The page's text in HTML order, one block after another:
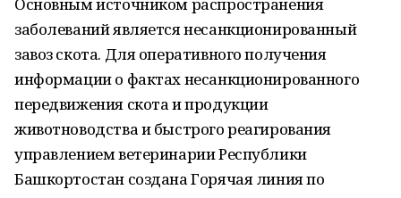
заболеваний является несанкционированный
завоз скота. Для оперативного получения
информации о фактах несанкционированного
передвижения скота и продукции
животноводства и быстрого реагирования
управлением ветеринарии Республики
Башкортостан создана Горячая линия по